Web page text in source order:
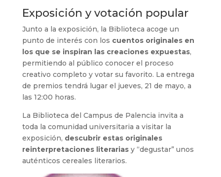
Exposición y votación popular
Junto a la exposición, la Biblioteca acoge un
punto de interés con los cuentos originales en
los que se inspiran las creaciones expuestas,
permitiendo al público conocer el proceso
creativo completo y votar su favorito. La entrega
de premios tendrá lugar el jueves, 21 de mayo, a
las 12:00 horas.
La Biblioteca del Campus de Palencia invita a
toda la comunidad universitaria a visitar la
exposición, descubrir estas originales
reinterpretaciones literariasy “degustar” unos
auténticos cereales literarios.